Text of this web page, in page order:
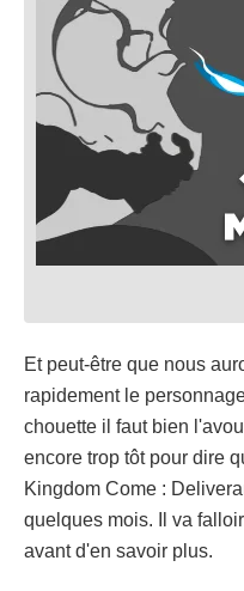
Et peut-être que nous
rapidement le
chouette il faut bien
encore trop tôt pour dire
Kingdom Come :
quelques mois. Il va
avant d'en savoir plus.